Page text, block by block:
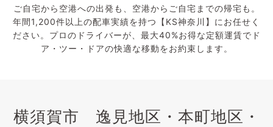
ご自宅から空港への出発も、空港からご自宅までの帰宅も。
年間1,200件以上の配車実績を持つ【KS神奈川】にお任せく
ださい。プロのドライバーが、最大40%お得な定額運賃でド
ア・ツー・ドアの快適な移動をお約束します。
横須賀市 逸見地区・本町地区・